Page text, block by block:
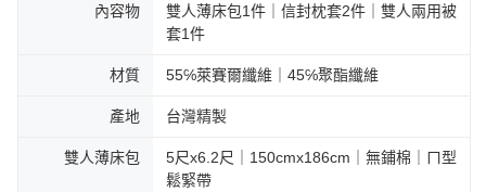
內容物
雙人薄床包1件｜信封枕套2件｜雙人兩用被
套1件
材質 55℅萊賽爾纖維｜45℅聚酯纖維
產地 台灣精製
雙人薄床包
5尺x6.2尺｜150cmx186cm｜無鋪棉｜ㄇ型
鬆緊帶